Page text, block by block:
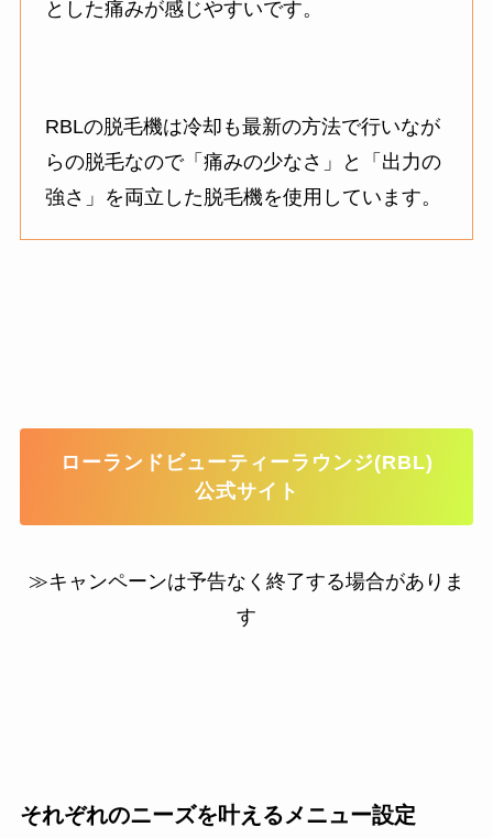
とした痛みが感じやすいです。
RBLの脱毛機は冷却も最新の方法で行いなが
らの脱毛なので「痛みの少なさ」と「出力の
強さ」を両立した脱毛機を使用しています。
ローランドビューティーラウンジ(RBL)
公式サイト
≫キャンペーンは予告なく終了する場合がありま
す
それぞれのニーズを叶えるメニュー設定